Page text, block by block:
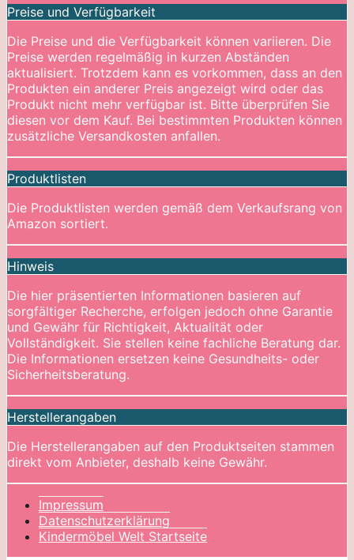
Preise und Verfügbarkeit
Die Preise und die Verfügbarkeit können variieren. Die
Preise werden regelmäßig in kurzen Abständen
aktualisiert. Trotzdem kann es vorkommen, dass an den
Produkten ein anderer Preis angezeigt wird oder das
Produkt nicht mehr verfügbar ist. Bitte überprüfen Sie
diesen vor dem Kauf. Bei bestimmten Produkten können
zusätzliche Versandkosten anfallen.
Produktlisten
Die Produktlisten werden gemäß dem Verkaufsrang von
Amazon sortiert.
Hinweis
Die hier präsentierten Informationen basieren auf
sorgfältiger Recherche, erfolgen jedoch ohne Garantie
und Gewähr für Richtigkeit, Aktualität oder
Vollständigkeit. Sie stellen keine fachliche Beratung dar.
Die Informationen ersetzen keine Gesundheits- oder
Sicherheitsberatung.
Herstellerangaben
Die Herstellerangaben auf den Produktseiten stammen
direkt vom Anbieter, deshalb keine Gewähr.
Impressum
Datenschutzerklärung
Kindermöbel Welt Startseite